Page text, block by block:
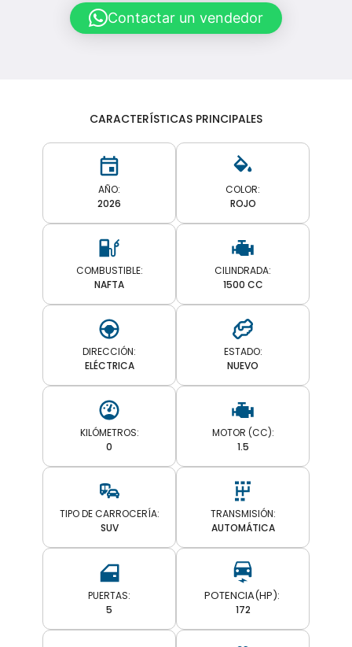
Contactar un vendedor
CARACTERÍSTICAS PRINCIPALES
AÑO:
2026
COLOR:
ROJO
COMBUSTIBLE:
NAFTA
CILINDRADA:
1500 CC
DIRECCIÓN:
ELÉCTRICA
ESTADO:
NUEVO
KILÓMETROS:
0
MOTOR (CC):
1.5
TIPO DE CARROCERÍA:
SUV
TRANSMISIÓN:
AUTOMÁTICA
PUERTAS:
5
172